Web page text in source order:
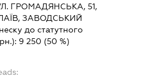
ГРОМАДЯНСЬКА, 51,
ЗАВОДСЬКИЙ
до статутного
9 250 (50 %)